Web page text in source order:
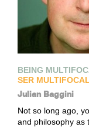
BEING
SER MULTIFOCAL
Julian Baggini
Not so long ago,
and philosophy as